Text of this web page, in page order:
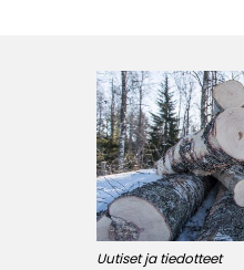
Uutiset ja tiedotteet